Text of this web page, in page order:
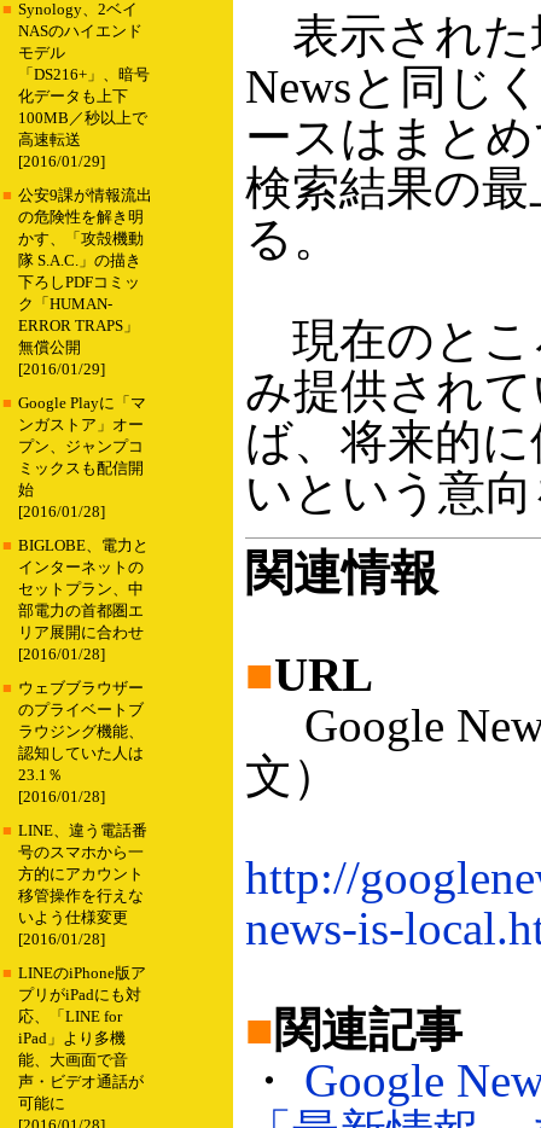
■ Synology、2ベイ
NASのハイエンド
モデル
「DS216+」、暗号
化データも上下
100MB／秒以上で
高速転送
[2016/01/29]
■ 公安9課が情報流出
の危険性を解き明
かす、「攻殻機動
隊 S.A.C.」の描き
下ろしPDFコミッ
ク「HUMAN-
ERROR TRAPS」
無償公開
[2016/01/29]
■ Google Playに「マ
ンガストア」オー
プン、ジャンプコ
ミックスも配信開
始
[2016/01/28]
■ BIGLOBE、電力と
インターネットの
セットプラン、中
部電力の首都圏エ
リア展開に合わせ
[2016/01/28]
■ ウェブブラウザー
のプライベートブ
ラウジング機能、
認知していた人は
23.1％
[2016/01/28]
■ LINE、違う電話番
号のスマホから一
方的にアカウント
移管操作を行えな
いよう仕様変更
[2016/01/28]
■ LINEのiPhone版ア
プリがiPadにも対
応、「LINE for
iPad」より多機
能、大画面で音
声・ビデオ通話が
可能に
表示された
Newsと同じ
ースはまと
検索結果の
る。
現在のとこ
み提供され
ば、将来的
いという意
関連情報
■URL
Google
文）
http://
news-is-
■関連記事
・ Google